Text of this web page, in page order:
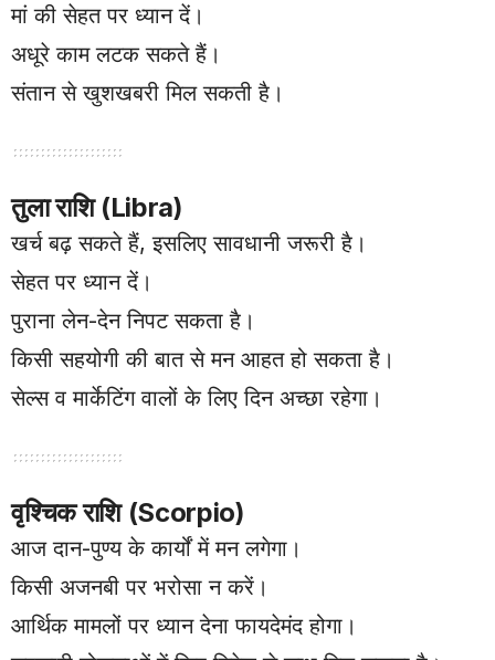
मां की सेहत पर ध्यान दें।
अधूरे काम लटक सकते हैं।
संतान से खुशखबरी मिल सकती है।
तुला राशि (Libra)
खर्च बढ़ सकते हैं, इसलिए सावधानी जरूरी है।
सेहत पर ध्यान दें।
पुराना लेन-देन निपट सकता है।
किसी सहयोगी की बात से मन आहत हो सकता है।
सेल्स व मार्केटिंग वालों के लिए दिन अच्छा रहेगा।
वृश्चिक राशि (Scorpio)
आज दान-पुण्य के कार्यों में मन लगेगा।
किसी अजनबी पर भरोसा न करें।
आर्थिक मामलों पर ध्यान देना फायदेमंद होगा।